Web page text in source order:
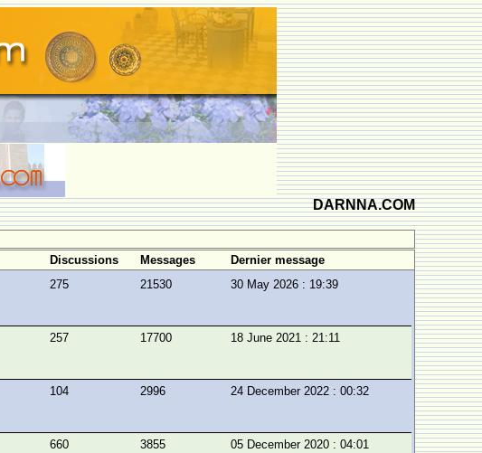
DARNNA.COM
Dernier message
Messages
Discussions
30 May 2026 : 19:39
21530
275
18 June 2021 : 21:11
17700
257
24 December 2022 : 00:32
2996
104
05 December 2020 : 04:01
3855
660